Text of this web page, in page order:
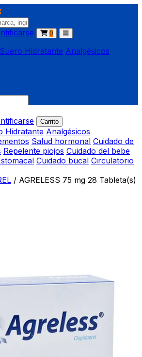
0
Suero Hidratante Analgésicos
Carrito
Hidratante Analgésicos
Salud hormonal Cuidado de
Repelente piojos Cuidado del bebe
Cuidado bucal Circulatorio
/ AGRELESS 75 mg 28 Tableta(s)